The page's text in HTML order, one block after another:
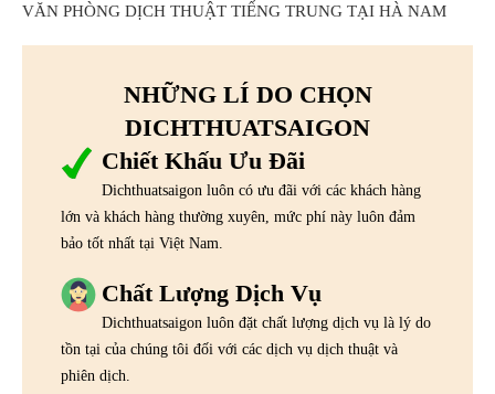
VĂN PHÒNG DỊCH THUẬT TIẾNG TRUNG TẠI HÀ NAM
NHỮNG LÍ DO CHỌN
DICHTHUATSAIGON
Chiết Khấu Ưu Đãi
Dichthuatsaigon luôn có ưu đãi với các khách hàng
lớn và khách hàng thường xuyên, mức phí này luôn đảm
bảo tốt nhất tại Việt Nam.
Chất Lượng Dịch Vụ
Dichthuatsaigon luôn đặt chất lượng dịch vụ là lý do
tồn tại của chúng tôi đối với các dịch vụ dịch thuật và
phiên dịch.